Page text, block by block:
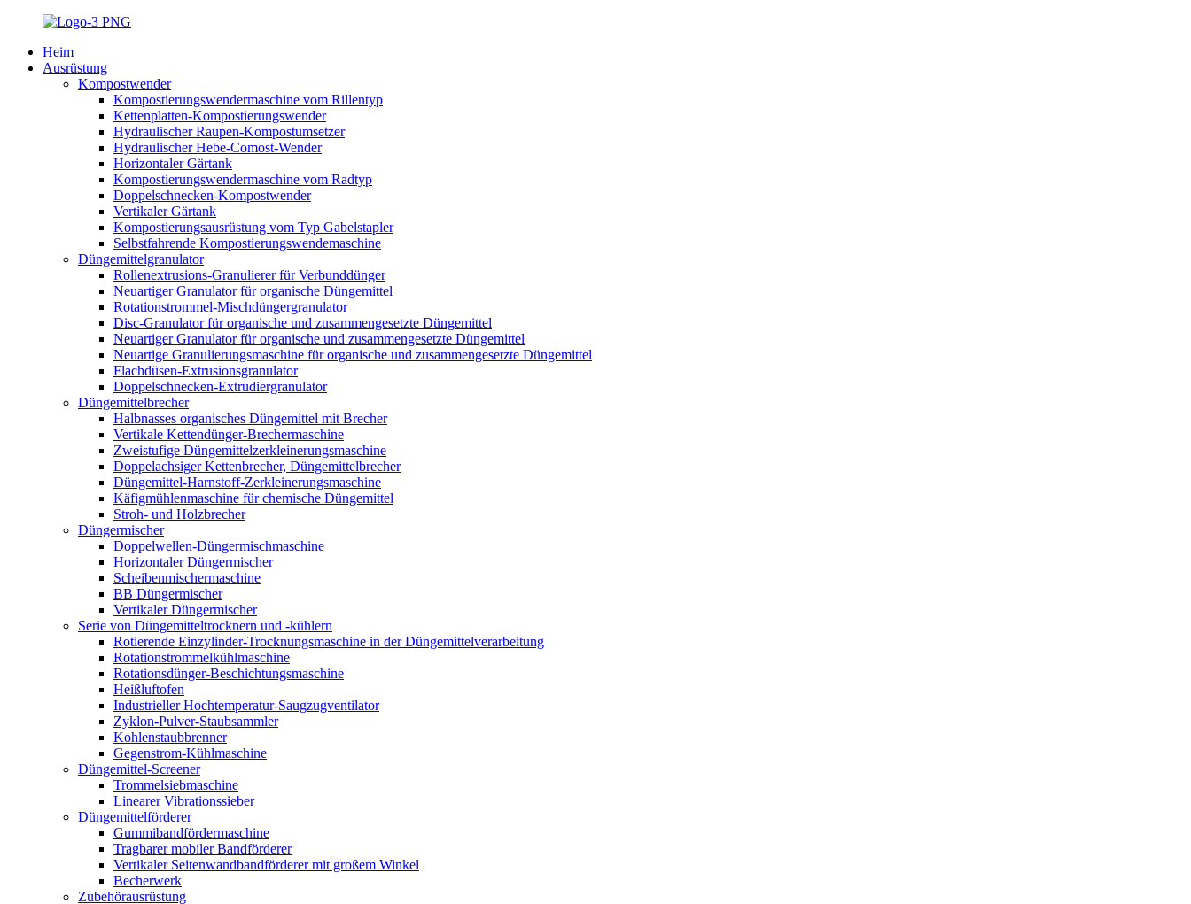
Heim
Ausrüstung
Kompostwender
Kompostierungswendermaschine vom Rillentyp
Kettenplatten-Kompostierungswender
Hydraulischer Raupen-Kompostumsetzer
Hydraulischer Hebe-Comost-Wender
Horizontaler Gärtank
Kompostierungswendermaschine vom Radtyp
Doppelschnecken-Kompostwender
Vertikaler Gärtank
Kompostierungsausrüstung vom Typ Gabelstapler
Selbstfahrende Kompostierungswendemaschine
Düngemittelgranulator
Rollenextrusions-Granulierer für Verbunddünger
Neuartiger Granulator für organische Düngemittel
Rotationstrommel-Mischdüngergranulator
Disc-Granulator für organische und zusammengesetzte Düngemittel
Neuartiger Granulator für organische und zusammengesetzte Düngemittel
Neuartige Granulierungsmaschine für organische und zusammengesetzte Düngemittel
Flachdüsen-Extrusionsgranulator
Doppelschnecken-Extrudiergranulator
Düngemittelbrecher
Halbnasses organisches Düngemittel mit Brecher
Vertikale Kettendünger-Brechermaschine
Zweistufige Düngemittelzerkleinerungsmaschine
Doppelachsiger Kettenbrecher, Düngemittelbrecher
Düngemittel-Harnstoff-Zerkleinerungsmaschine
Käfigmühlenmaschine für chemische Düngemittel
Stroh- und Holzbrecher
Düngermischer
Doppelwellen-Düngermischmaschine
Horizontaler Düngermischer
Scheibenmischermaschine
BB Düngermischer
Vertikaler Düngermischer
Serie von Düngemitteltrocknern und -kühlern
Rotierende Einzylinder-Trocknungsmaschine in der Düngemittelverarbeitung
Rotationstrommelkühlmaschine
Rotationsdünger-Beschichtungsmaschine
Heißluftofen
Industrieller Hochtemperatur-Saugzugventilator
Zyklon-Pulver-Staubsammler
Kohlenstaubbrenner
Gegenstrom-Kühlmaschine
Düngemittel-Screener
Trommelsiebmaschine
Linearer Vibrationssieber
Düngemittelförderer
Gummibandfördermaschine
Tragbarer mobiler Bandförderer
Vertikaler Seitenwandbandförderer mit großem Winkel
Becherwerk
Zubehörausrüstung